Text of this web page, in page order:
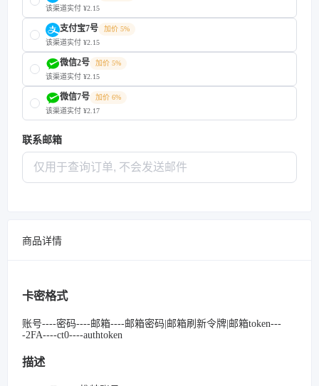
该渠道实付 ¥2.15
支付宝7号
加价 5%
该渠道实付 ¥2.15
微信2号
加价 5%
该渠道实付 ¥2.15
微信7号
加价 6%
该渠道实付 ¥2.17
联系邮箱
商品详情
卡密格式
账号----密码----邮箱----邮箱密码|邮箱刷新令牌|邮箱token---
-2FA----ct0----authtoken
描述